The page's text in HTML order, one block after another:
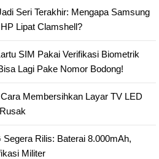
Seri Terakhir: Mengapa Samsung
Lipat Clamshell?
SIM Pakai Verifikasi Biometrik
Lagi Pake Nomor Bodong!
Membersihkan Layar TV LED
Rilis: Baterai 8.000mAh,
Militer